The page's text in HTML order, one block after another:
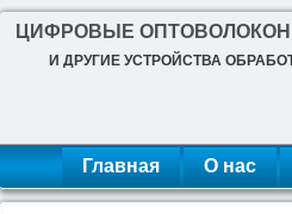
ЦИФРОВЫЕ
И ДРУГИЕ УСТРОЙСТВА
Главная О нас